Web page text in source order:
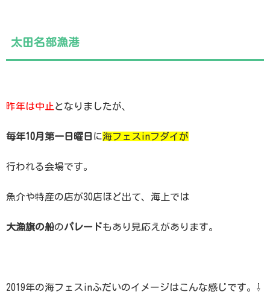
太田名部漁港
昨年は中止となりましたが、
毎年10月 第一日曜日 に海フェスinフダイが
行われる会場です。
魚介や特産の店が30店ほど出て、海上では
大漁旗の船のパレードもあり見応えがあります。
2019年の海フェスinふだいのイメージはこんな感じです。⇩